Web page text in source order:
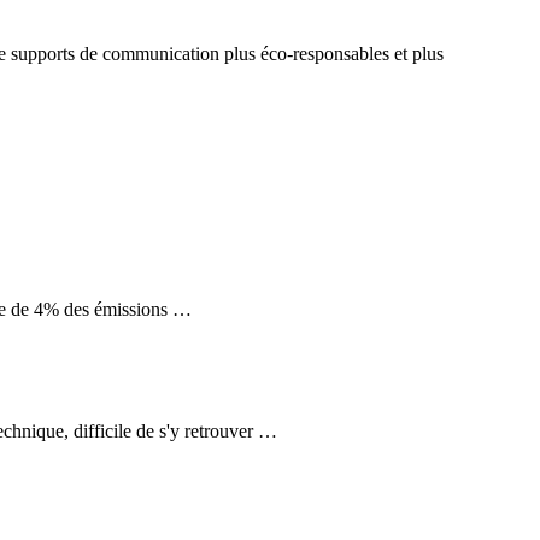
de communication plus éco-responsables et plus
de 4% des émissions …
difficile de s'y retrouver …